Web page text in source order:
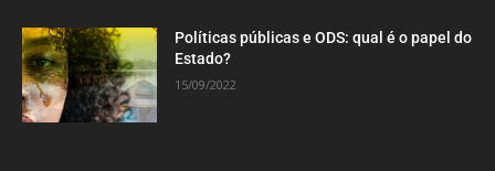
Políticas públicas e ODS: qual é o papel do
Estado?
15/09/2022